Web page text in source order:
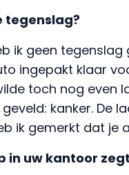
tegenslag?
ik geen
ingepakt klaar
toch nog even
kanker. De
ik gemerkt dat je
in uw kantoor